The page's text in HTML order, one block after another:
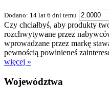
Dodano: 14 lat 6 dni temu
Czy chciałbyś, aby produkty
rozchwytywane przez
wprowadzane przez markę
pewnością powinieneś
więcej »
Województwa